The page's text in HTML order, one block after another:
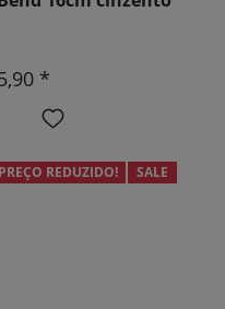
*
PREÇO REDUZIDO! SALE